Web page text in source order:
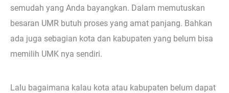
semudah yang Anda bayangkan. Dalam memutuskan
besaran UMR butuh proses yang amat panjang. Bahkan
ada juga sebagian kota dan kabupaten yang belum bisa
memilih UMK nya sendiri.
Lalu bagaimana kalau kota atau kabupaten belum dapat